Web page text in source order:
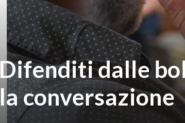
Difenditi dalle
la conversazione